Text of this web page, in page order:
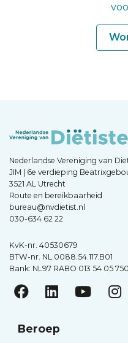
Nederlandse Vereniging van
JIM | 6e verdieping
3521 AL Utrecht
Route en bereikbaarheid
bureau@nvdietist.nl
030-634 62 22
KvK-nr. 40530679
BTW-nr. NL.0088.54.117.B01
Bank: NL97 RABO 013 54 05 750
Beroep